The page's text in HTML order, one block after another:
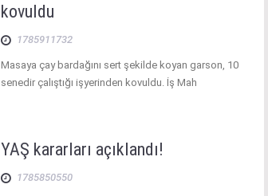
kovuldu
1785911732
Masaya çay bardağını sert şekilde koyan garson, 10
senedir çalıştığı işyerinden kovuldu. İş Mah
YAŞ kararları açıklandı!
1785850550